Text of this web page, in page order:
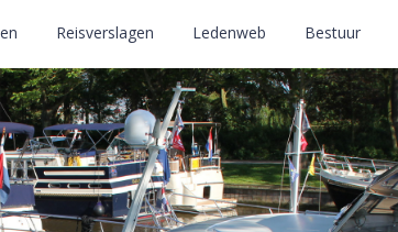
Reisverslagen Ledenweb Bestuur